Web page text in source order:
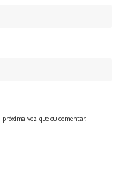
vez que eu comentar.